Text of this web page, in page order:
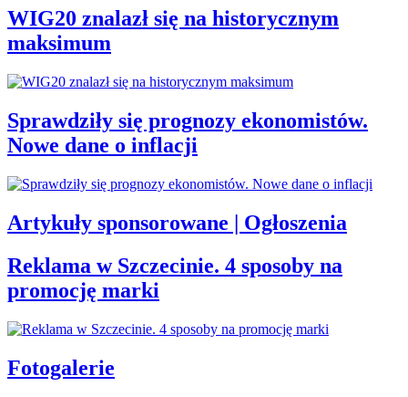
WIG20 znalazł się na historycznym
maksimum
Sprawdziły się prognozy ekonomistów.
Nowe dane o inflacji
Artykuły sponsorowane | Ogłoszenia
Reklama w Szczecinie. 4 sposoby na
promocję marki
Fotogalerie